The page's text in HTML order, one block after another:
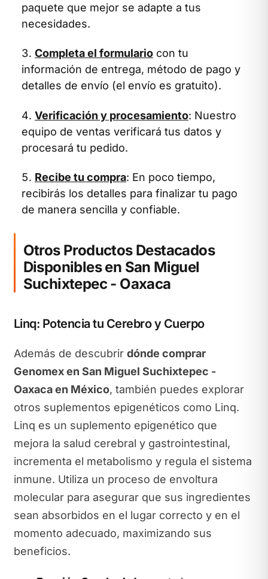
paquete que mejor se adapte a tus
necesidades.
Completa el formulario con tu
información de entrega, método de pago y
detalles de envío (el envío es gratuito).
Verificación y procesamiento: Nuestro
equipo de ventas verificará tus datos y
procesará tu pedido.
Recibe tu compra: En poco tiempo,
recibirás los detalles para finalizar tu pago
de manera sencilla y confiable.
Otros Productos Destacados
Disponibles en San Miguel
Suchixtepec - Oaxaca
Linq: Potencia tu Cerebro y Cuerpo
Además de descubrir dónde comprar
Genomex en San Miguel Suchixtepec -
Oaxaca en México, también puedes explorar
otros suplementos epigenéticos como Linq.
Linq es un suplemento epigenético que
mejora la salud cerebral y gastrointestinal,
incrementa el metabolismo y regula el sistema
inmune. Utiliza un proceso de envoltura
molecular para asegurar que sus ingredientes
sean absorbidos en el lugar correcto y en el
momento adecuado, maximizando sus
beneficios.